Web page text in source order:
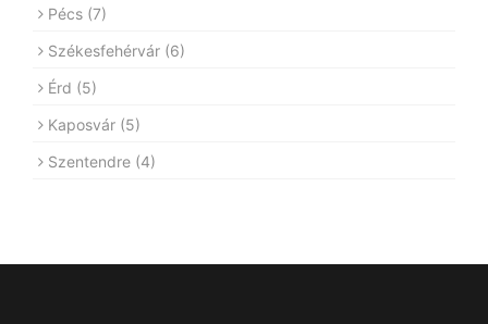
Pécs (7)
Székesfehérvár (6)
Érd (5)
Kaposvár (5)
Szentendre (4)